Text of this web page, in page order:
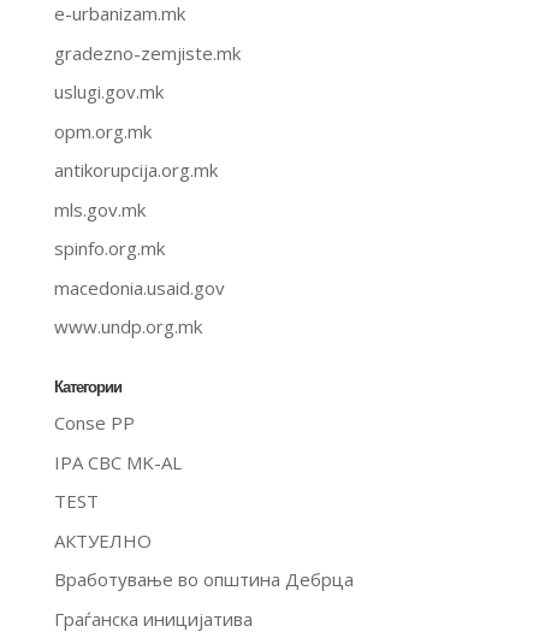
e-urbanizam.mk
gradezno-zemjiste.mk
uslugi.gov.mk
opm.org.mk
antikorupcija.org.mk
mls.gov.mk
spinfo.org.mk
macedonia.usaid.gov
www.undp.org.mk
Категории
Conse PP
IPA CBC MK-AL
TEST
АКТУЕЛНО
Вработување во општина Дебрца
Граѓанска иницијатива